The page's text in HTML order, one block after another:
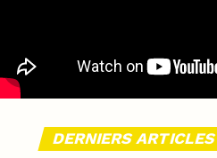
DERNIERS ARTICLES